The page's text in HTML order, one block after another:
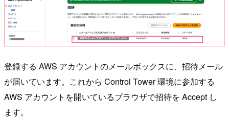
登録する AWS アカウントのメールボックスに、招待メール
が届いています。これから Control Tower 環境に参加する
AWS アカウントを開いているブラウザで招待を Accept し
ます。